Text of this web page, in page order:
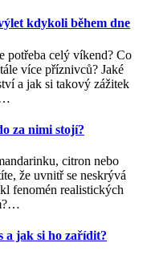
kdykoli během dne
potřeba celý víkend? Co
více příznivců? Jaké
a jak si takový zážitek
za nimi stojí?
citron nebo
že uvnitř se neskrývá
fenomén realistických
…
a jak si ho zařídit?